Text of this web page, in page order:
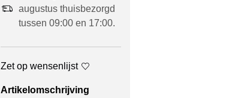
augustus thuisbezorgd
tussen 09:00 en 17:00.
Zet op wensenlijst
Artikelomschrijving